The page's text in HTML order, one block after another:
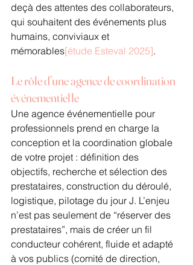
deçà des attentes des collaborateurs,
qui souhaitent des événements plus
humains, conviviaux et
mémorables[étude Esteval 2025].
Le rôle d’une agence de coordination
événementielle
Une agence événementielle pour
professionnels prend en charge la
conception et la coordination globale
de votre projet : définition des
objectifs, recherche et sélection des
prestataires, construction du déroulé,
logistique, pilotage du jour J. L’enjeu
n’est pas seulement de “réserver des
prestataires”, mais de créer un fil
conducteur cohérent, fluide et adapté
à vos publics (comité de direction,